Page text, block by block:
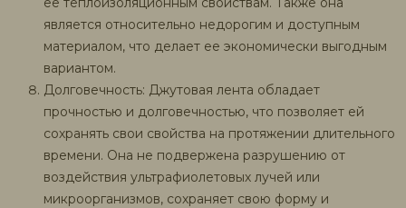
является относительно недорогим и доступным
материалом, что делает ее экономически выгодным
вариантом.
Долговечность: Джутовая лента обладает
прочностью и долговечностью, что позволяет ей
сохранять свои свойства на протяжении длительного
времени. Она не подвержена разрушению от
воздействия ультрафиолетовых лучей или
микроорганизмов, сохраняет свою форму и